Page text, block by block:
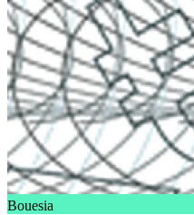
Bouesia